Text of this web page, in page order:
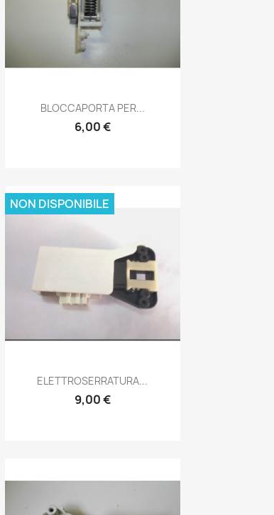
Anteprima
BLOCCAPORTA PER...
6,00 €
Anteprima
ELETTROSERRATURA...
9,00 €
NON DISPONIBILE